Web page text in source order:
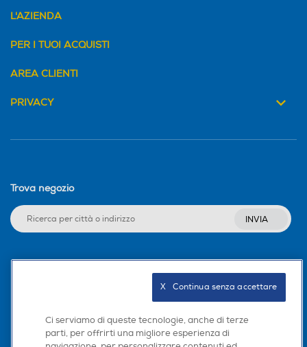
L'AZIENDA
PER I TUOI ACQUISTI
AREA CLIENTI
PRIVACY
Trova negozio
INVIA
Scarica la nostra app
Ci serviamo di queste tecnologie, anche di terze
parti, per offrirti una migliore esperienza di
X   Continua senza accettare